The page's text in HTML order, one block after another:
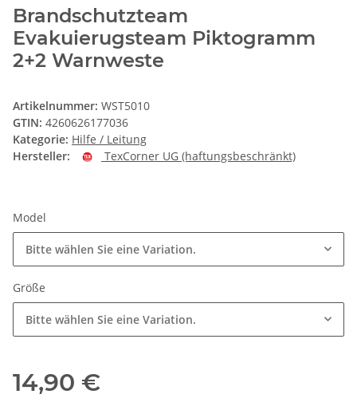
Brandschutzteam
Evakuierugsteam Piktogramm
2+2 Warnweste
Artikelnummer: WST5010
GTIN: 4260626177036
Kategorie: Hilfe / Leitung
Hersteller:
TexCorner UG (haftungsbeschränkt)
Model
Bitte wählen Sie eine Variation.
Größe
Bitte wählen Sie eine Variation.
14,90 €